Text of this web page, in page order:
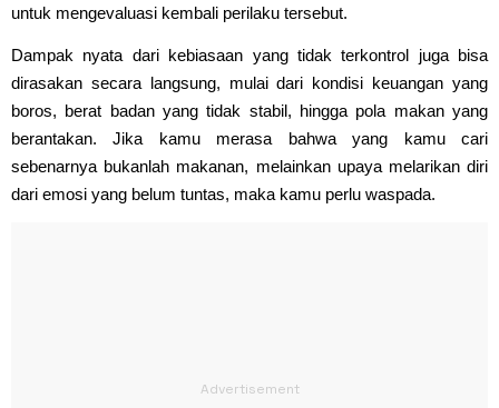
untuk mengevaluasi kembali perilaku tersebut.
Dampak nyata dari kebiasaan yang tidak terkontrol juga bisa
dirasakan secara langsung, mulai dari kondisi keuangan yang
boros, berat badan yang tidak stabil, hingga pola makan yang
berantakan. Jika kamu merasa bahwa yang kamu cari
sebenarnya bukanlah makanan, melainkan upaya melarikan diri
dari emosi yang belum tuntas, maka kamu perlu waspada.